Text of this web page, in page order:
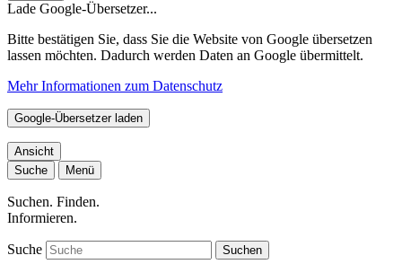
Lade Google-Übersetzer...
Bitte bestätigen Sie, dass Sie die Website von Google übersetzen
lassen möchten. Dadurch werden Daten an Google übermittelt.
Mehr Informationen zum Datenschutz
Google-Übersetzer laden
Ansicht
Suche
Menü
Suchen. Finden.
Informieren.
Suche Suchen